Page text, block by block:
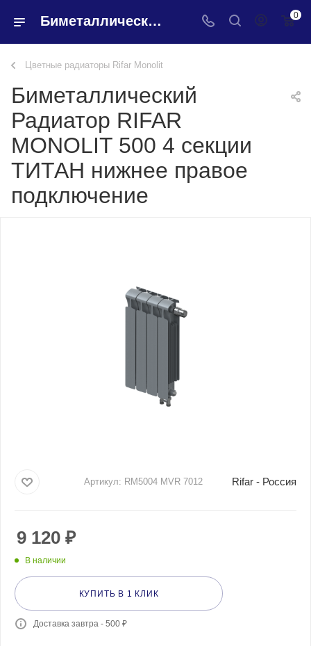
Биметаллический Радиатор RIFAR MONOLIT 500 4 секции ТИТАН нижнее правое подключение - купить в интернет-магазине Santeh-svar 0
Цветные радиаторы Rifar Monolit
Биметаллический
Радиатор RIFAR
MONOLIT 500 4 секции
ТИТАН нижнее правое
подключение
Артикул: RM5004 MVR 7012 Rifar - Россия
9 120 ₽
В наличии
КУПИТЬ В 1 КЛИК
Доставка завтра - 500 ₽